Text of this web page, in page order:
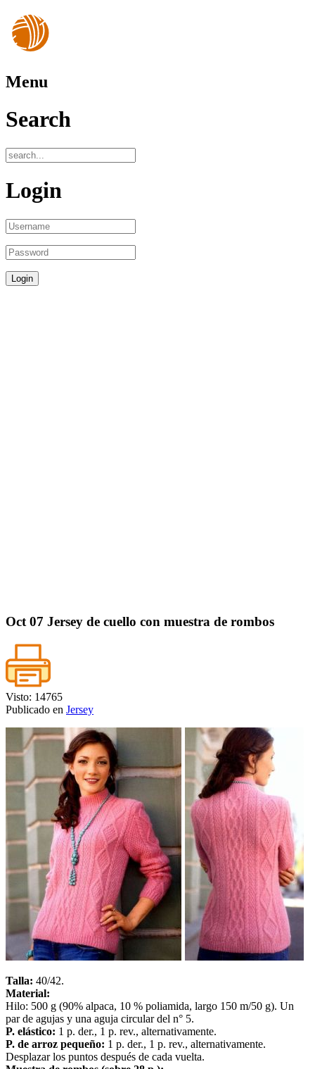
Menu
Search
Login
Oct 07 Jersey de cuello con muestra de rombos
Visto: 14765
Publicado en Jersey
Talla: 40/42.
Material:
Hilo: 500 g (90% alpaca, 10 % poliamida, largo 150 m/50 g). Un
par de agujas y una aguja circular del n° 5.
P. elástico: 1 p. der., 1 p. rev., alternativamente.
P. de arroz pequeño: 1 p. der., 1 p. rev., alternativamente.
Desplazar los puntos después de cada vuelta.